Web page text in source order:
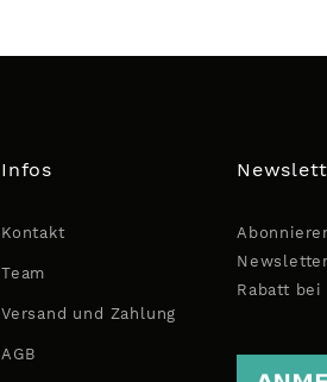
Infos
Kontakt
Team
Versand und Zahlung
AGB
Rabatt